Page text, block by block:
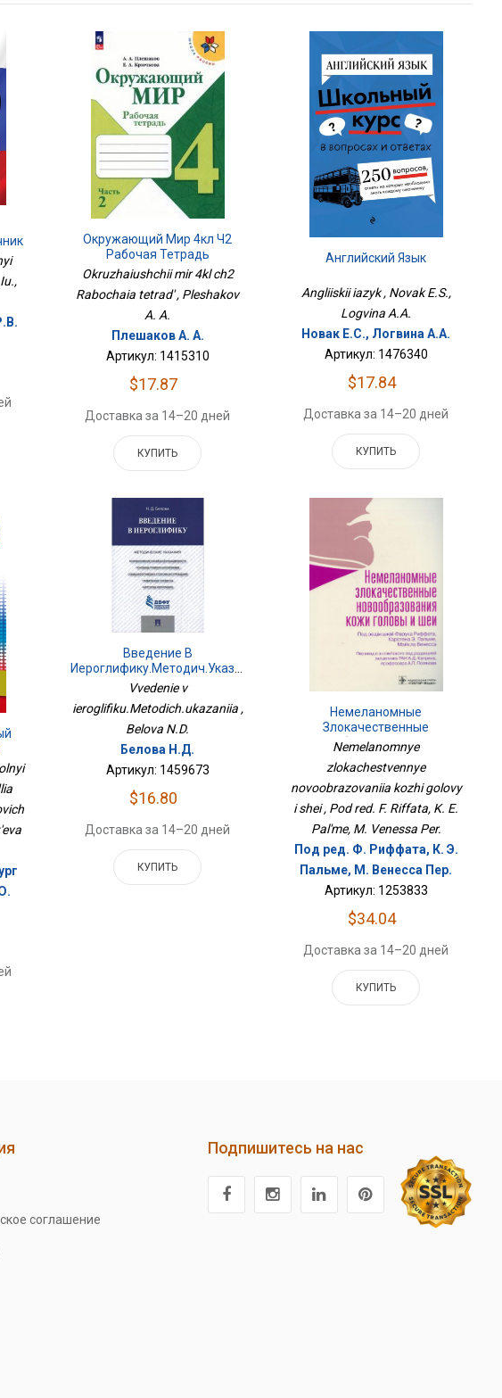
Окружающий Мир 4кл Ч2
Рабочая Тетрадь
Okruzhaiushchii mir 4kl ch2
Rabochaia tetrad' , Pleshakov
A. A.
Плешаков А. А.
Артикул: 1415310
$17.87
Доставка за 14–20 дней
КУПИТЬ
Английский Язык
Angliiskii iazyk , Novak E.S.,
Logvina A.A.
Новак Е.С., Логвина А.А.
Артикул: 1476340
$17.84
Доставка за 14–20 дней
КУПИТЬ
Введение В
Vvedenie v
ieroglifiku.Metodich.ukazaniia ,
Belova N.D.
Белова Н.Д.
Артикул: 1459673
$16.80
Доставка за 14–20 дней
КУПИТЬ
Немеланомные
Злокачественные
Новообразования Кожи
Головы И Шеи
Nemelanomnye
zlokachestvennye
novoobrazovaniia kozhi golovy
i shei , Pod red. F. Riffata, K. E.
Pal'me, M. Venessa Per.
Под ред. Ф. Риффата, К. Э.
Пальме, М. Венесса Пер.
Артикул: 1253833
$34.04
Доставка за 14–20 дней
КУПИТЬ
соглашение
Подпишитесь на нас